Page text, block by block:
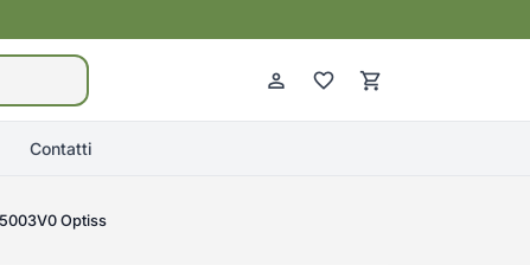
Contatti
Optiss